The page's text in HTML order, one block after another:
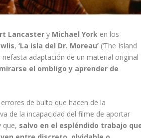
Lancaster y Michael York en los
,‘La isla del Dr. Moreau’ (‘The Island
adaptación de un material original
el ombligo y aprender de
de bulto que hacen de la
de la incapacidad del filme de aportar
que, salvo en el espléndido trabajo